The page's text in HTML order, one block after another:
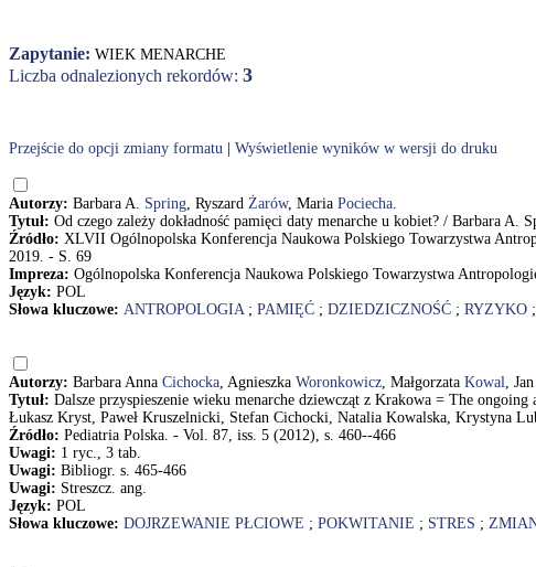
Zapytanie: WIEK MENARCHE
Liczba odnalezionych rekordów: 3
Przejście do opcji zmiany formatu Wyświetlenie wyników w wersji do druku
Autorzy: Barbara A. Spring, Ryszard Żarów, Maria Pociecha.
Tytuł: Od czego zależy dokładność pamięci daty menarche u kobiet? / Barbara A.
Źródło: XLVII Ogólnopolska Konferencja Naukowa Polskiego Towarzystwa
2019. - S. 69
Impreza: Ogólnopolska Konferencja Naukowa Polskiego Towarzystwa
Język: POL
Słowa kluczowe: ANTROPOLOGIA; PAMIĘĆ ; DZIEDZICZNOŚĆ ; RYZYKO ;
Autorzy: Barbara Anna Cichocka, Agnieszka Woronkowicz, Małgorzata Kowal, Jan
Tytuł: Dalsze przyspieszenie wieku menarche dziewcząt z Krakowa = The
Łukasz Kryst, Paweł Kruszelnicki, Stefan Cichocki, Natalia Kowalska, Krystyna
Źródło: Pediatria Polska. - Vol. 87, iss. 5 (2012), s. 460--466
Uwagi: 1 ryc., 3 tab.
Uwagi: Bibliogr. s. 465-466
Uwagi: Streszcz. ang.
Język: POL
Słowa kluczowe: DOJRZEWANIE PŁCIOWE ; POKWITANIE ; STRES ;